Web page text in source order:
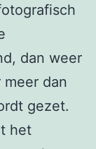
dan weer
dan
gezet.
het